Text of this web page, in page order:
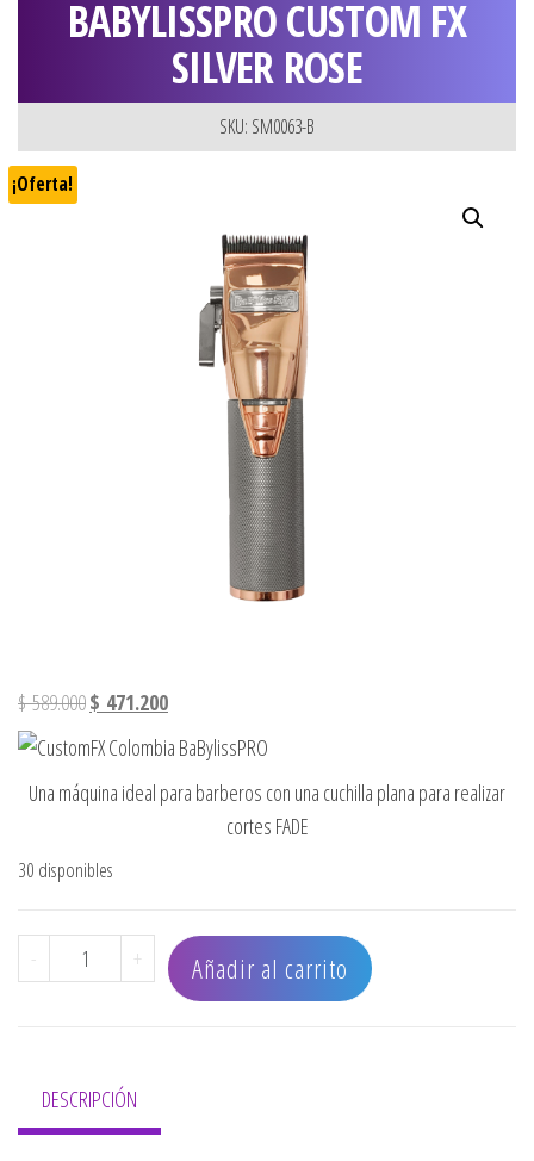
BABYLISSPRO CUSTOM FX
SILVER ROSE
SKU: SM0063-B
¡Oferta!
$589.000El precio original era: $ 589.000.
$ 471.200El precio actual es: $ 471.200.
Una máquina ideal para barberos con una cuchilla plana para realizar
cortes FADE
30 disponibles
- CORTADORA PROFESIONAL BABYLISSPRO CUSTOM FX
+ Añadir al carrito
DESCRIPCIÓN